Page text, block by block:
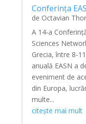
Conferința
de Octavian
A 14-a
Sciences
Grecia, între 8-
anuală EASN a
eveniment de
din Europa,
multe...
citește mai mult